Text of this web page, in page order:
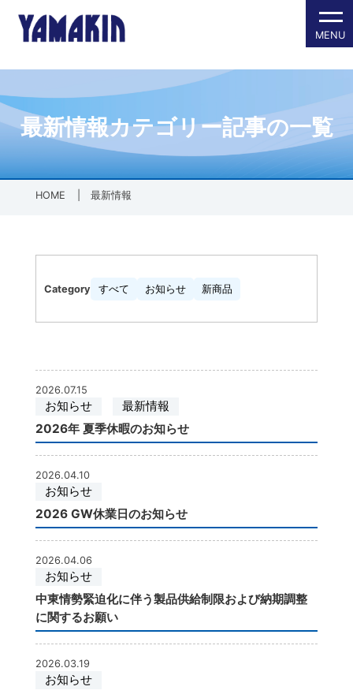
防塵保護製品
全製品一覧
内側に挿し込
PT/PFメス
配管材
面の保護（フ
その他製品
全製品一覧
各種パッキン
ゴムパッキン
グランドパ
樹脂加工・成
会社案内
会社案内TOPへ
会社概要
最新情報カテゴリー記事の一覧
HOME 最新情報
Category すべて お知らせ 新商品
2026.07.15
お知らせ 最新情報
2026年 夏季休暇のお知らせ
2026.04.10
お知らせ
2026 GW休業日のお知らせ
2026.04.06
お知らせ
中東情勢緊迫化に伴う製品供給制限および納期調整
に関するお願い
2026.03.19
お知らせ